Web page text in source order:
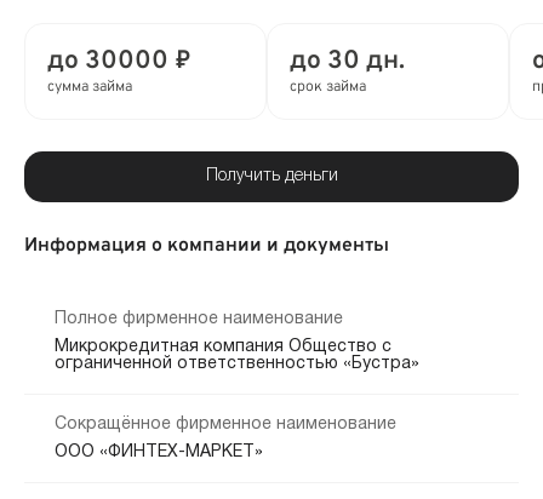
до 30000 ₽
сумма займа
до 30 дн.
срок займа
Получить деньги
Информация о компании и документы
Полное фирменное наименование
Микрокредитная компания Общество с
ограниченной ответственностью «Бустра»
Сокращённое фирменное наименование
ООО «ФИНТЕХ-МАРКЕТ»